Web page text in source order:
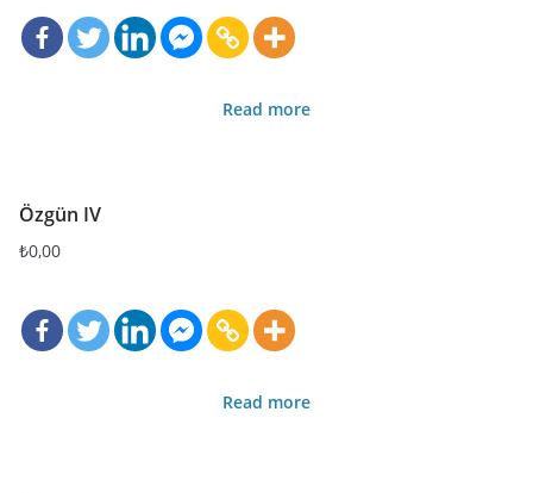
Read more
Özgün IV
₺0,00
Read more